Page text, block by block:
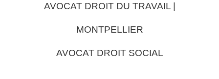
AVOCAT DROIT DU TRAVAIL |
MONTPELLIER
AVOCAT DROIT SOCIAL